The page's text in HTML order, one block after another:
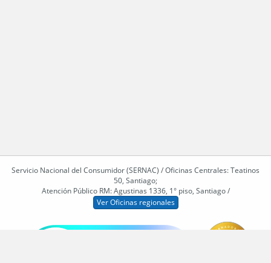
Servicio Nacional del Consumidor (SERNAC) / Oficinas Centrales: Teatinos
50, Santiago;
Atención Público RM: Agustinas 1336, 1° piso, Santiago /
Ver Oficinas regionales